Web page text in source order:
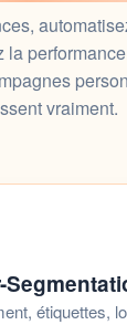
,
vraiment.
étiquettes,